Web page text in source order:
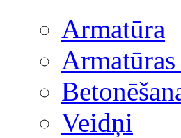
Armatūra
Armatūras
Veidņi